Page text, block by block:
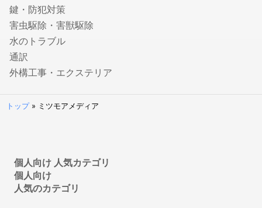
社会保険労務士
就業規則・社内規定・36協定作成の社労士
入退社・保険手続きの社労士
顧問社労士
年度更新・算定基礎の社労士
カメラマン
結婚式の写真撮影
鍵・防犯対策
害虫駆除・害獣駆除
水のトラブル
通訳
外構工事・エクステリア
トップ» ミツモアメディア
個人向け 人気カテゴリ
個人向け
人気のカテゴリ